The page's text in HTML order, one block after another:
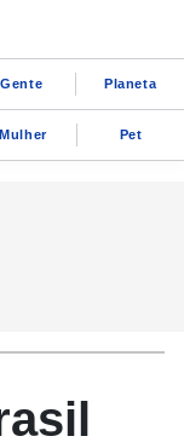
Gente Planeta
Mulher Pet